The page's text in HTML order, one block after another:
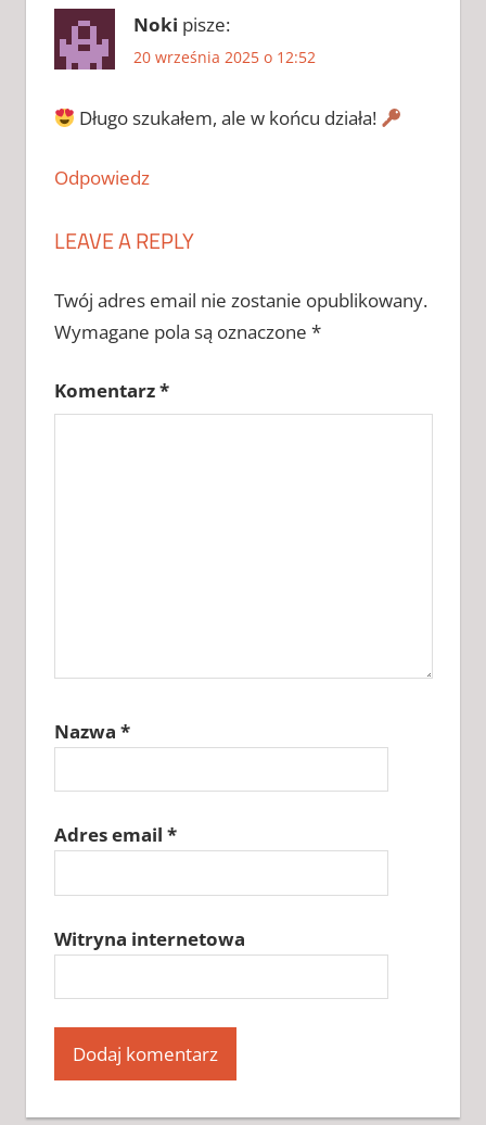
CRACK DO
KACPERSKY
CHOMIKUJ
KACPERSKY
CRACK DO
KASPERSKY
KLUCZ DO
KLUCZ DO
KACPERSKY
CHOMIKUJ
KACPERSKY
ZAPYTAJ
Noki pisze:
20 września 2025 o 12:52
Długo szukałem, ale w końcu działa!
Odpowiedz
LEAVE A REPLY
Twój adres email nie zostanie opublikowany.
Wymagane pola są oznaczone *
Komentarz*
Nazwa *
Adres email *
Witryna internetowa